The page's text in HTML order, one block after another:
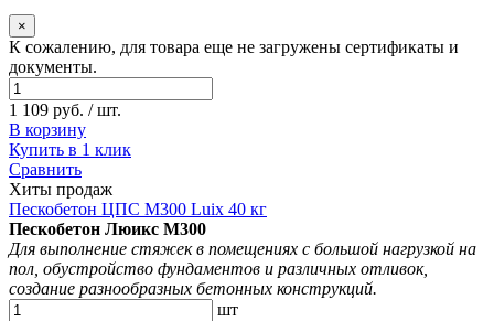
×
К сожалению, для товара еще не загружены сертификаты и
документы.
1 109 руб. / шт.
В корзину
Купить в 1 клик
Сравнить
Хиты продаж
Пескобетон ЦПС М300 Luix 40 кг
Пескобетон Люикс М300
Для выполнение стяжек в помещениях с большой нагрузкой на
пол, обустройство фундаментов и различных отливок,
создание разнообразных бетонных конструкций.
шт